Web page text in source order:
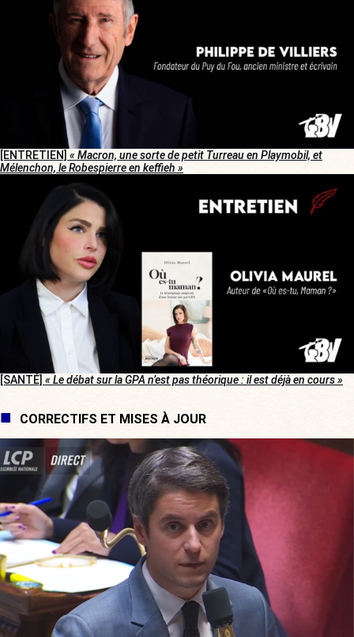
[ENTRETIEN] « Macron, une sorte de petit Turreau en Playmobil, et
Mélenchon, le Robespierre en keffieh »
[SANTÉ] « Le débat sur la GPA n’est pas théorique : il est déjà en cours »
CORRECTIFS ET MISES À JOUR